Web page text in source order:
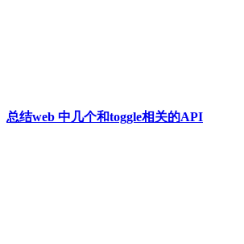
总结web 中几个和toggle相关的API